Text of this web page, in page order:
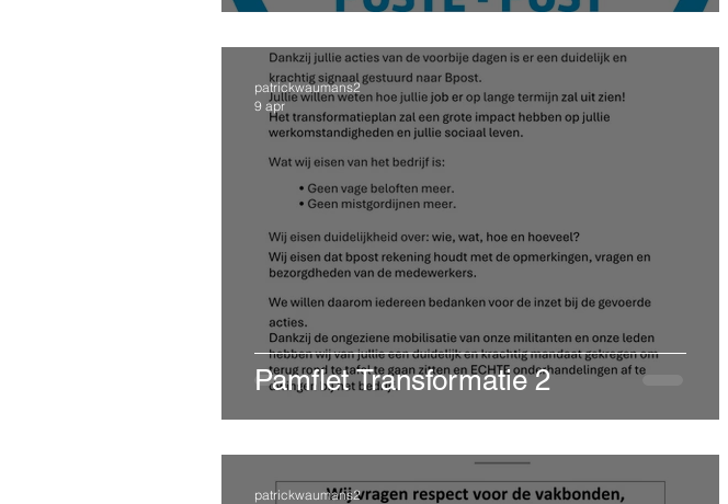
Pamflet Transformatie 2
patrickwaumans2
9 apr
patrickwaumans2